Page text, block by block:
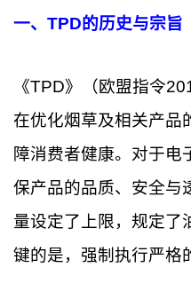
一、TPD的历史与宗旨
《TPD》（欧盟指令
在优化烟草及相关产品
障消费者健康。对于电
保产品的品质、安全与
量设定了上限，规定了
键的是，强制执行严格